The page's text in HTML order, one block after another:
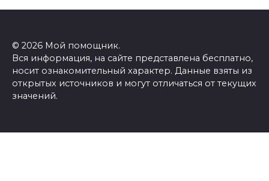
© 2026 Мой помощник.
Вся информация, на сайте представлена бесплатно,
носит ознакомительный характер. Данные взяты из
открытых источников и могут отличаться от текущих
значений.